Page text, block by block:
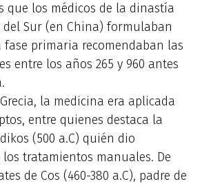
que los médicos de la dinastía
del Sur (en China) formulaban
fase primaria recomendaban las
entre los años 265 y 960 antes
la medicina era aplicada
entre quienes destaca la
(500 a.C) quién dio
tratamientos manuales. De
de Cos (460-380 a.C), padre de